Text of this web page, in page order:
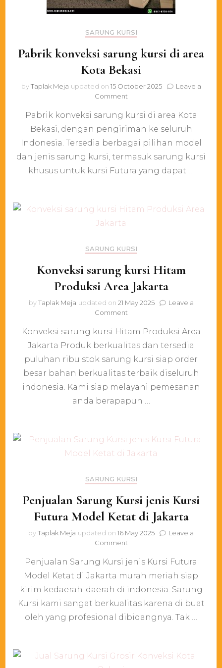
SARUNG KURSI
Pabrik konveksi sarung kursi di area
Kota Bekasi
byTaplak Meja updated on 15 October 2025
Leave a
Commenton
konveksi
di
area
Bekasi
Pabrik konveksi sarung kursi di area Kota
Bekasi, dengan pengiriman ke seluruh
Indonesia. Tersedia berbagai pilihan model
dan jenis sarung kursi, termasuk sarung kursi
khusus untuk kursi Futura yang dapat …
SARUNG KURSI
Konveksi sarung kursi Hitam
Produksi Area Jakarta
byTaplak Meja updated on 21 May 2025
Leave a
Commenton
sarung
kursi
Produksi
Area
Konveksi sarung kursi Hitam Produksi Area
Jakarta Produk berkualitas dan tersedia
puluhan ribu stok sarung kursi siap order
besar bahan berkualitas terbaik diseluruh
indonesia. Kami siap melayani pemesanan
anda berapapun …
SARUNG KURSI
Penjualan Sarung Kursi jenis Kursi
Futura Model Ketat di Jakarta
byTaplak Meja updated on 16 May 2025
Leave a
Commenton
Sarung
Kursi
Kursi
Futura
Ketat
Penjualan Sarung Kursi jenis Kursi Futura
Model Ketat di Jakarta murah meriah siap
kirim kedaerah-daerah di indonesia. Sarung
Kursi kami sangat berkualitas karena di buat
oleh yang profesional dibidangnya. Tak …